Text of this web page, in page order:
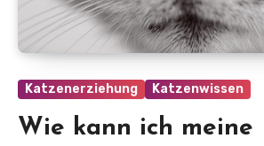
Katzenerziehung Katzenwissen
Wie kann ich meine